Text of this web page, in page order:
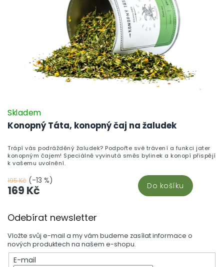
Konopný Táta, konopný čaj na žaludek
Skladem
195 Kč (-13 %)
169 Kč Do košíku
Trápí vás podrážděný žaludek? Podpořte své trávení a funkci jater
konopným čajem! Speciálně vyvinutá směs bylinek a konopí přispějí
k vašemu uvolnění.
Odebírat newsletter
Vložte svůj e-mail a my vám budeme zasílat informace o
nových produktech na našem e-shopu.
E-mail